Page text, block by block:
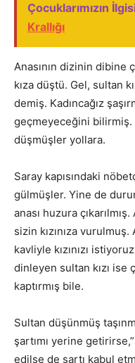
Çocuklarımızın
Krallığı
Anasının dizinin dibine
kıza düştü. Gel, sultan
demiş. Kadıncağız
geçmeyeceğini bilirmiş.
düşmüşler yollara.
Saray kapısındaki
gülmüşler. Yine de
anası huzura
sizin kızınıza
kavliyle kızınızı
dinleyen sultan kızı ise
kaptırmış bile.
Sultan düşünmüş
şartımı yerine
edilse de şartı kabul